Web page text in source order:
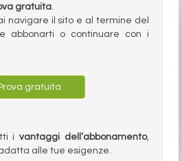
gratuita.
navigare il sito e al termine del
abbonarti o continuare con i
gratuita
ivantaggi dell’abbonamento,
alle tue esigenze.